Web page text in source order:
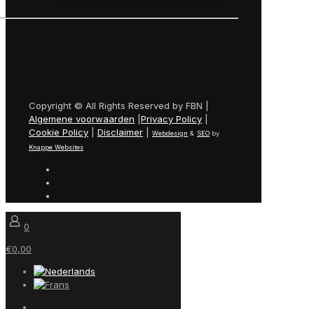
Copyright © All Rights Reserved by FBN |
Algemene voorwaarden
Privacy Policy
Cookie Policy
Disclaimer Webdesign & SEO by
Knappe Websites
0
€0,00